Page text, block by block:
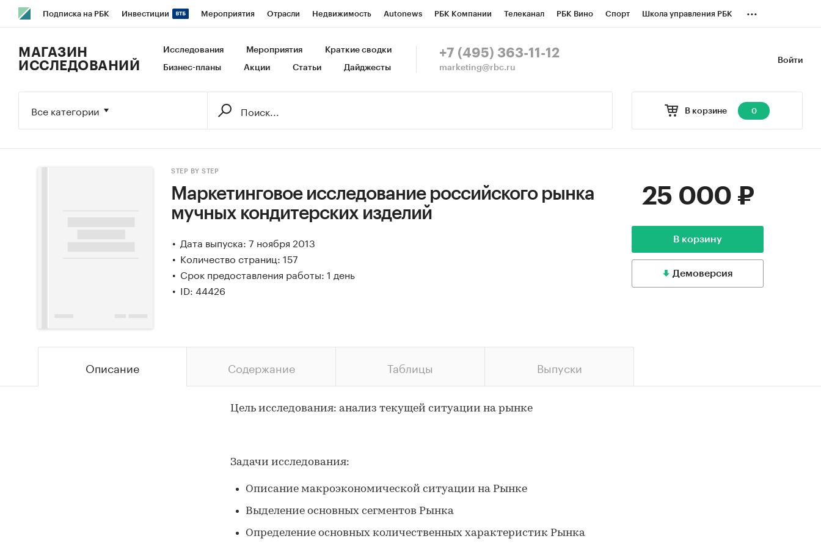
Подписка на РБК Инвестиции Мероприятия Отрасли Недвижимость Autonews РБК Компании Телеканал РБК Вино Спорт Школа управления РБК
Исследования Кредитные рейтинги Франшизы Газета Спецпроекты СПб Конференции СПб Спецпроекты
...
Войти
МАГАЗИН
ИССЛЕДОВАНИЙ
Исследования Мероприятия Краткие сводки
Бизнес-планы Акции Статьи Дайджесты
+7 (495) 363-11-12
marketing@rbc.ru
В корзине 0
Все категории
STEP BY STEP
Маркетинговое исследование российского рынка
мучных кондитерских изделий
Дата выпуска: 7 ноября 2013
Количество страниц: 157
Срок предоставления работы: 1 день
ID: 44426
25 000 ₽
В корзину
Демоверсия
Описание Содержание Таблицы Выпуски
Цель исследования: анализ текущей ситуации на рынке
Задачи исследования:
Описание макроэкономической ситуации на Рынке
Выделение основных сегментов Рынка
Определение основных количественных характеристик Рынка